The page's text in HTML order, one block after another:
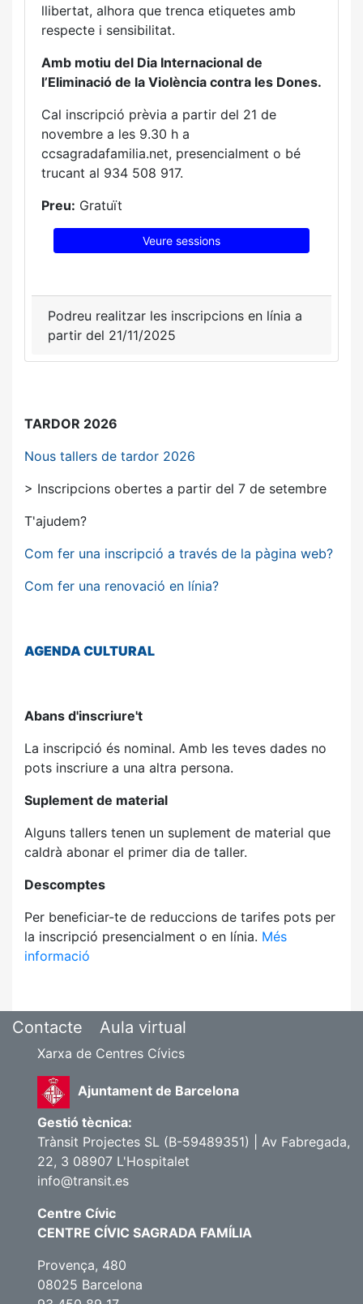
llibertat, alhora que trenca etiquetes amb
respecte i sensibilitat.
Amb motiu del Dia Internacional de
l’Eliminació de la Violència contra les Dones.
Cal inscripció prèvia a partir del 21 de
novembre a les 9.30 h a
ccsagradafamilia.net, presencialment o bé
trucant al 934 508 917.
Preu: Gratuït
Veure sessions
Podreu realitzar les inscripcions en línia a
partir del 21/11/2025
TARDOR 2026
Nous tallers de tardor 2026
> Inscripcions obertes a partir del 7 de setembre
T'ajudem?
Com fer una inscripció a través de la pàgina web?
Com fer una renovació en línia?
AGENDACULTURAL
Abans d'inscriure't
La inscripció és nominal. Amb les teves dades no
pots inscriure a una altra persona.
Suplement de material
Alguns tallers tenen un suplement de material que
caldrà abonar el primer dia de taller.
Descomptes
Per beneficiar-te de reduccions de tarifes pots per
la inscripció presencialment o en línia. Més
informació
Contacte Aula virtual
Xarxa de Centres Cívics
Ajuntament de Barcelona
Gestió tècnica:
Trànsit Projectes SL (B-59489351) | Av Fabregada,
22, 3 08907 L'Hospitalet
info@transit.es
Centre Cívic
CENTRE CÍVIC SAGRADA FAMÍLIA
Provença, 480
08025 Barcelona